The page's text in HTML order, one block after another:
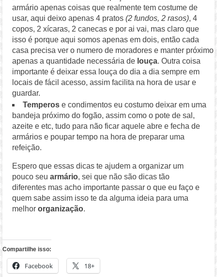
armário apenas coisas que realmente tem costume de
usar, aqui deixo apenas 4 pratos(2 fundos, 2 rasos), 4
copos, 2 xícaras, 2 canecas e por ai vai, mas claro que
isso é porque aqui somos apenas em dois, então cada
casa precisa ver o numero de moradores e manter próximo
apenas a quantidade necessária de louça. Outra coisa
importante é deixar essa louça do dia a dia sempre em
locais de fácil acesso, assim facilita na hora de usar e
guardar.
Temperos e condimentos eu costumo deixar em uma
bandeja próximo do fogão, assim como o pote de sal,
azeite e etc, tudo para não ficar aquele abre e fecha de
armários e poupar tempo na hora de preparar uma
refeição.
Espero que essas dicas te ajudem a organizar um
pouco seuarmário, sei que não são dicas tão
diferentes mas acho importante passar o que eu faço e
quem sabe assim isso te da alguma ideia para uma
melhororganização.
Compartilhe isso:
Facebook 18+